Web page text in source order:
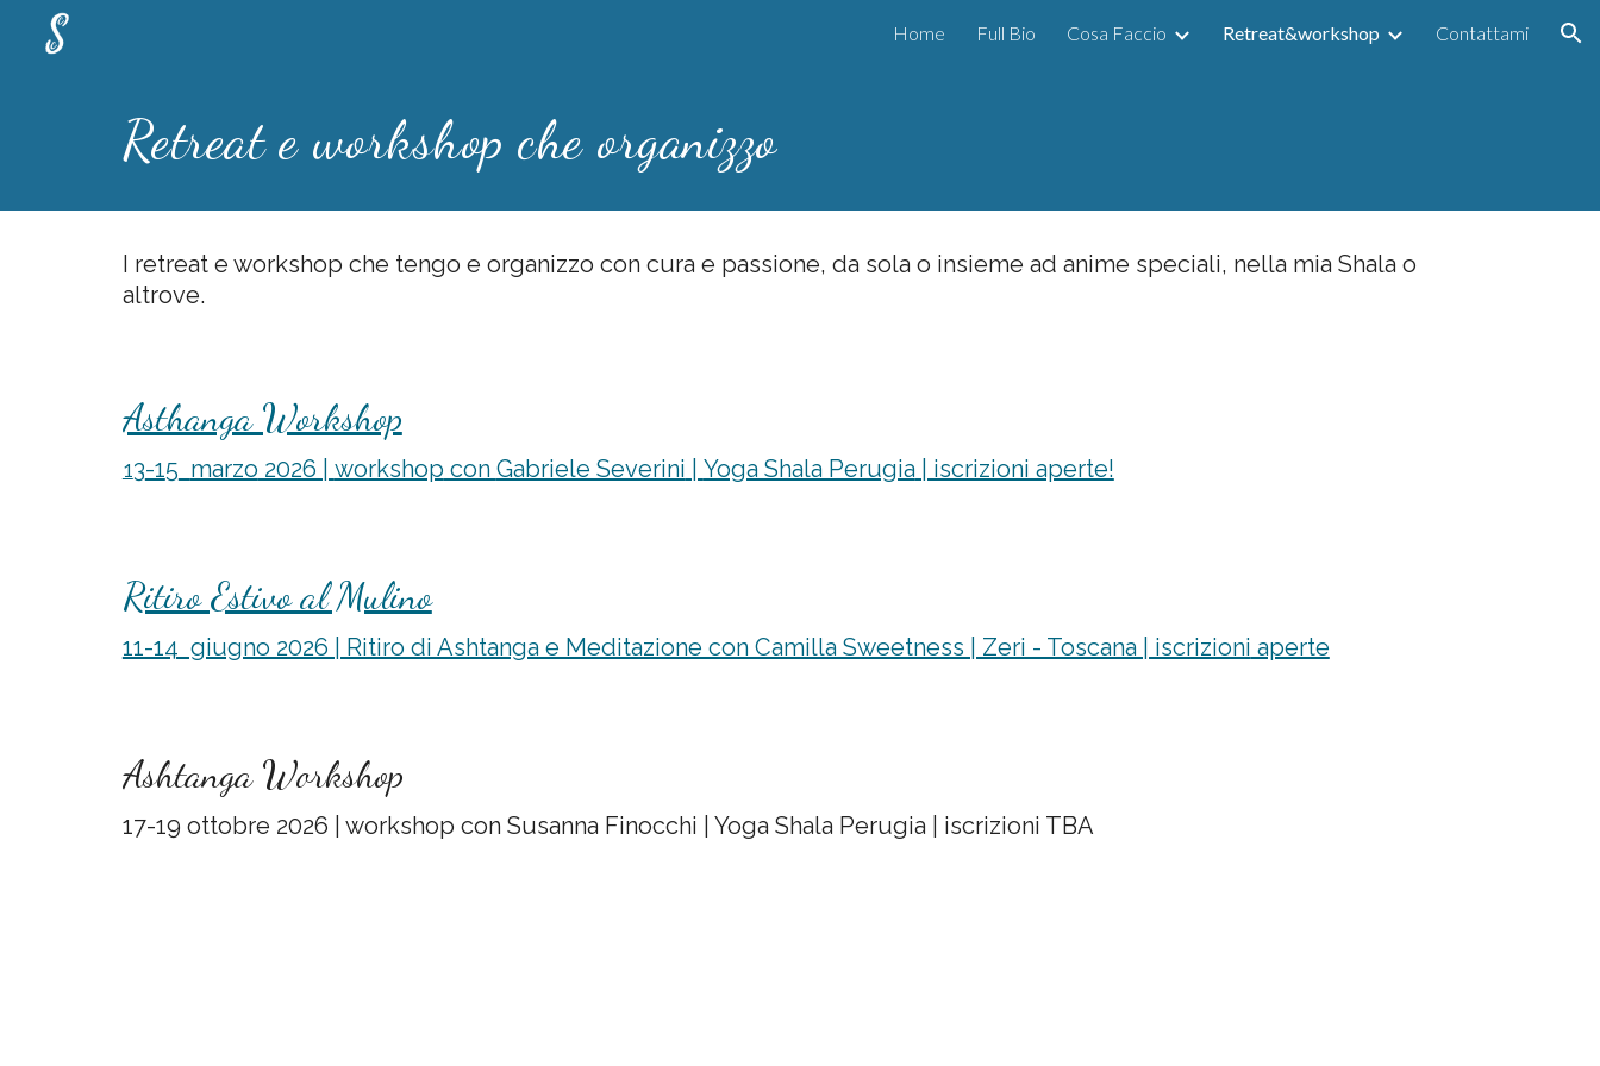
Skip to navigation
Home Full Bio Cosa Faccio Retreat&workshop Contattami
Retreat e workshop che organizzo
I retreat e workshop che tengo e organizzo con cura e passione, da sola o insieme ad anime speciali, nella mia Shala o
altrove.
Asthanga Workshop
13-15 marzo 2026 | workshop con Gabriele Severini Yoga Shala Perugia| iscrizioni aperte!
Ritiro Estivo al Mulino
11-14 giugno 2026 | Ritiro di Ashtanga e Meditazione con Camilla Sweetness | Zeri - Toscana | iscrizioni aperte
AshtangaWorkshop
17-19 ottobre 2026 | workshop con Susanna Finocchi | Yoga Shala Perugia | iscrizioni TBA